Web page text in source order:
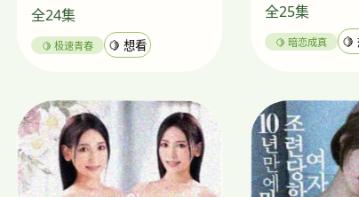
全24集
🍋 极速青春 🍋 想看
全25集
🍋 暗恋成真 🍋